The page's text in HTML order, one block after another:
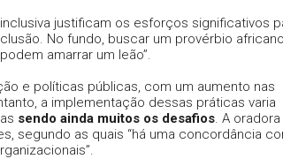
justificam os esforços significativos
No fundo, buscar um provérbio
amarrar um leão”.
e políticas públicas, com um aumento nas
a implementação dessas práticas varia
sendo ainda muitos os desafios. A oradora
segundo as quais “há uma concordância